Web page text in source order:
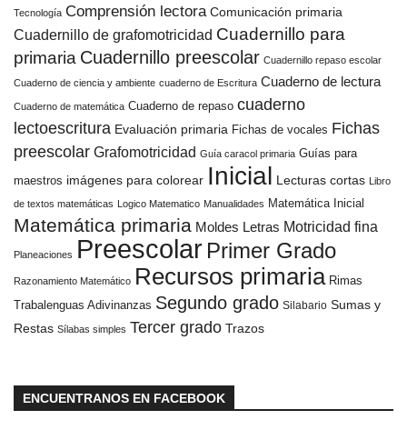
Tecnología Comprensión lectora Comunicación primaria
Cuadernillo de grafomotricidad Cuadernillo para
primaria Cuadernillo preescolar Cuadernillo repaso escolar
Cuaderno de ciencia y ambiente cuaderno de Escritura Cuaderno de lectura
Cuaderno de matemática Cuaderno de repaso cuaderno
lectoescritura Evaluación primaria Fichas de vocales Fichas
preescolar Grafomotricidad Guía caracol primaria Guías para
maestros imágenes para colorear Inicial Lecturas cortas Libro
de textos matemáticas Logico Matematico Manualidades Matemática Inicial
Matemática primaria Moldes Letras Motricidad fina
Planeaciones Preescolar Primer Grado
Razonamiento Matemático Recursos primaria Rimas
Trabalenguas Adivinanzas Segundo grado Silabario Sumas y
Restas Sílabas simples Tercer grado Trazos
ENCUENTRANOS EN FACEBOOK